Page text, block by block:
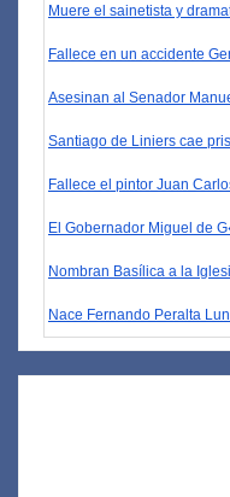
Muere el sainetista y
Fallece en un accidente
Asesinan al Senador
Santiago de Liniers cae
Fallece el pintor Juan
El Gobernador Miguel de
Nombran Basílica a la
Nace Fernando Peralta